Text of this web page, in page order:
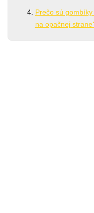
Prečo sú
na opačnej